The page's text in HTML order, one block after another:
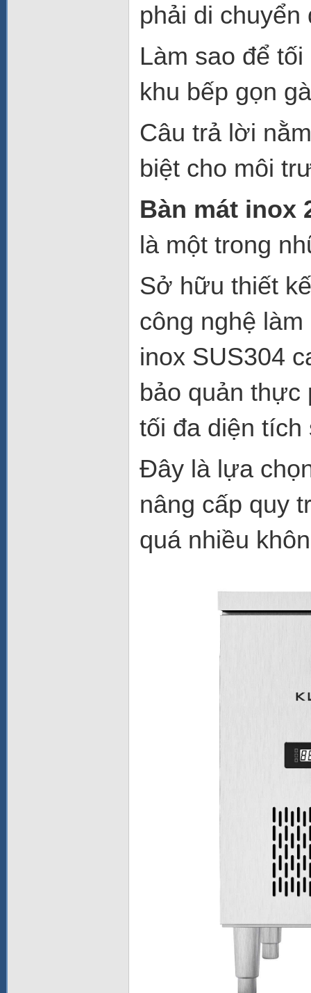
phải di chuyển
Làm sao để
khu bếp gọn
Câu trả lời
biệt cho môi
Bàn mát inox
là một trong
Sở hữu thiết
công nghệ
inox SUS304
bảo quản thực
tối đa diện tích
Đây là lựa
nâng cấp quy
quá nhiều